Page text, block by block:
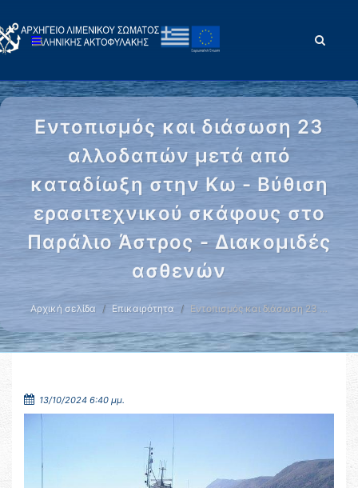
Εντοπισμός και διάσωση 23
αλλοδαπών μετά από
καταδίωξη στην Κω - Βύθιση
ερασιτεχνικού σκάφους στο
Παράλιο Άστρος - Διακομιδές
ασθενών
Αρχική σελίδα Επικαιρότητα Εντοπισμός και διάσωση 23 …
13/10/2024 6:40 μμ.